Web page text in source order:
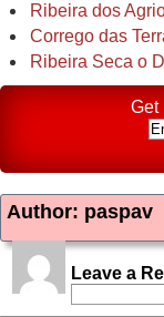
Ribeira dos
Corrego das
Ribeira Seca o
Get
Author: paspav
Leave a